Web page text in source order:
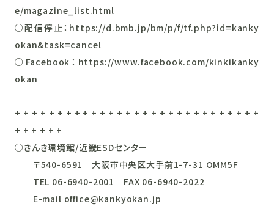
e/magazine_list.html
○配信停止：https://d.bmb.jp/bm/p/f/tf.php?id=kanky
okan&task=cancel
○Facebook：https://www.facebook.com/kinkikanky
okan
+ + + + + + + + + + + + + + + + + + + + + + + + + + + + +
+ + + + + +
○きんき環境館/近畿ESDセンター
〒540-6591 大阪市中央区大手前1-7-31 OMM5F
TEL 06-6940-2001 FAX 06-6940-2022
E-mail office@kankyokan.jp